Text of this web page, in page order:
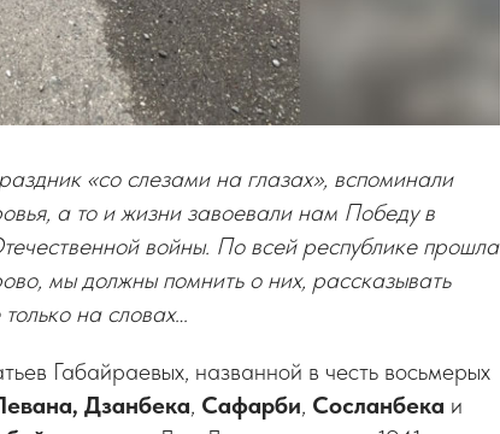
«со слезами на глазах», вспоминали
а то и жизни завоевали нам Победу в
войны. По всей республике прошла
мы должны помнить о них, рассказывать
на словах…
Габайраевых, названной в честь восьмерых
Дзанбека, Сафарби, Сосланбека и